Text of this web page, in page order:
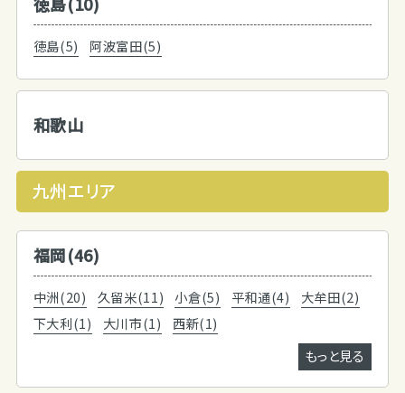
徳島(5) 阿波富田(5)
和歌山
九州エリア
福岡(46)
中洲(20) 久留米(11) 小倉(5) 平和通(4)
大牟田(2)
下大利(1)
大川市(1)
西新(1)
もっと見る